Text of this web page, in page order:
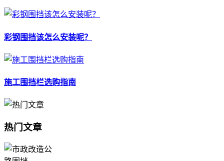
彩钢围挡该怎么安装呢？
施工围挡栏选购指南
热门文章